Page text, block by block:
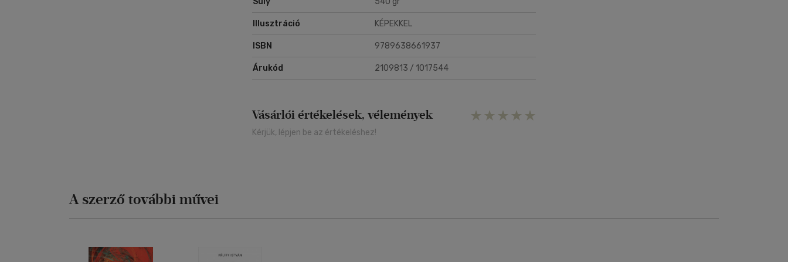
Illusztráció KÉPEKKEL
ISBN 9789638661937
Árukód 2109813 / 1017544
Vásárlói értékelések, vélemények
Kérjük, lépjen be az értékeléshez!
A szerző további művei